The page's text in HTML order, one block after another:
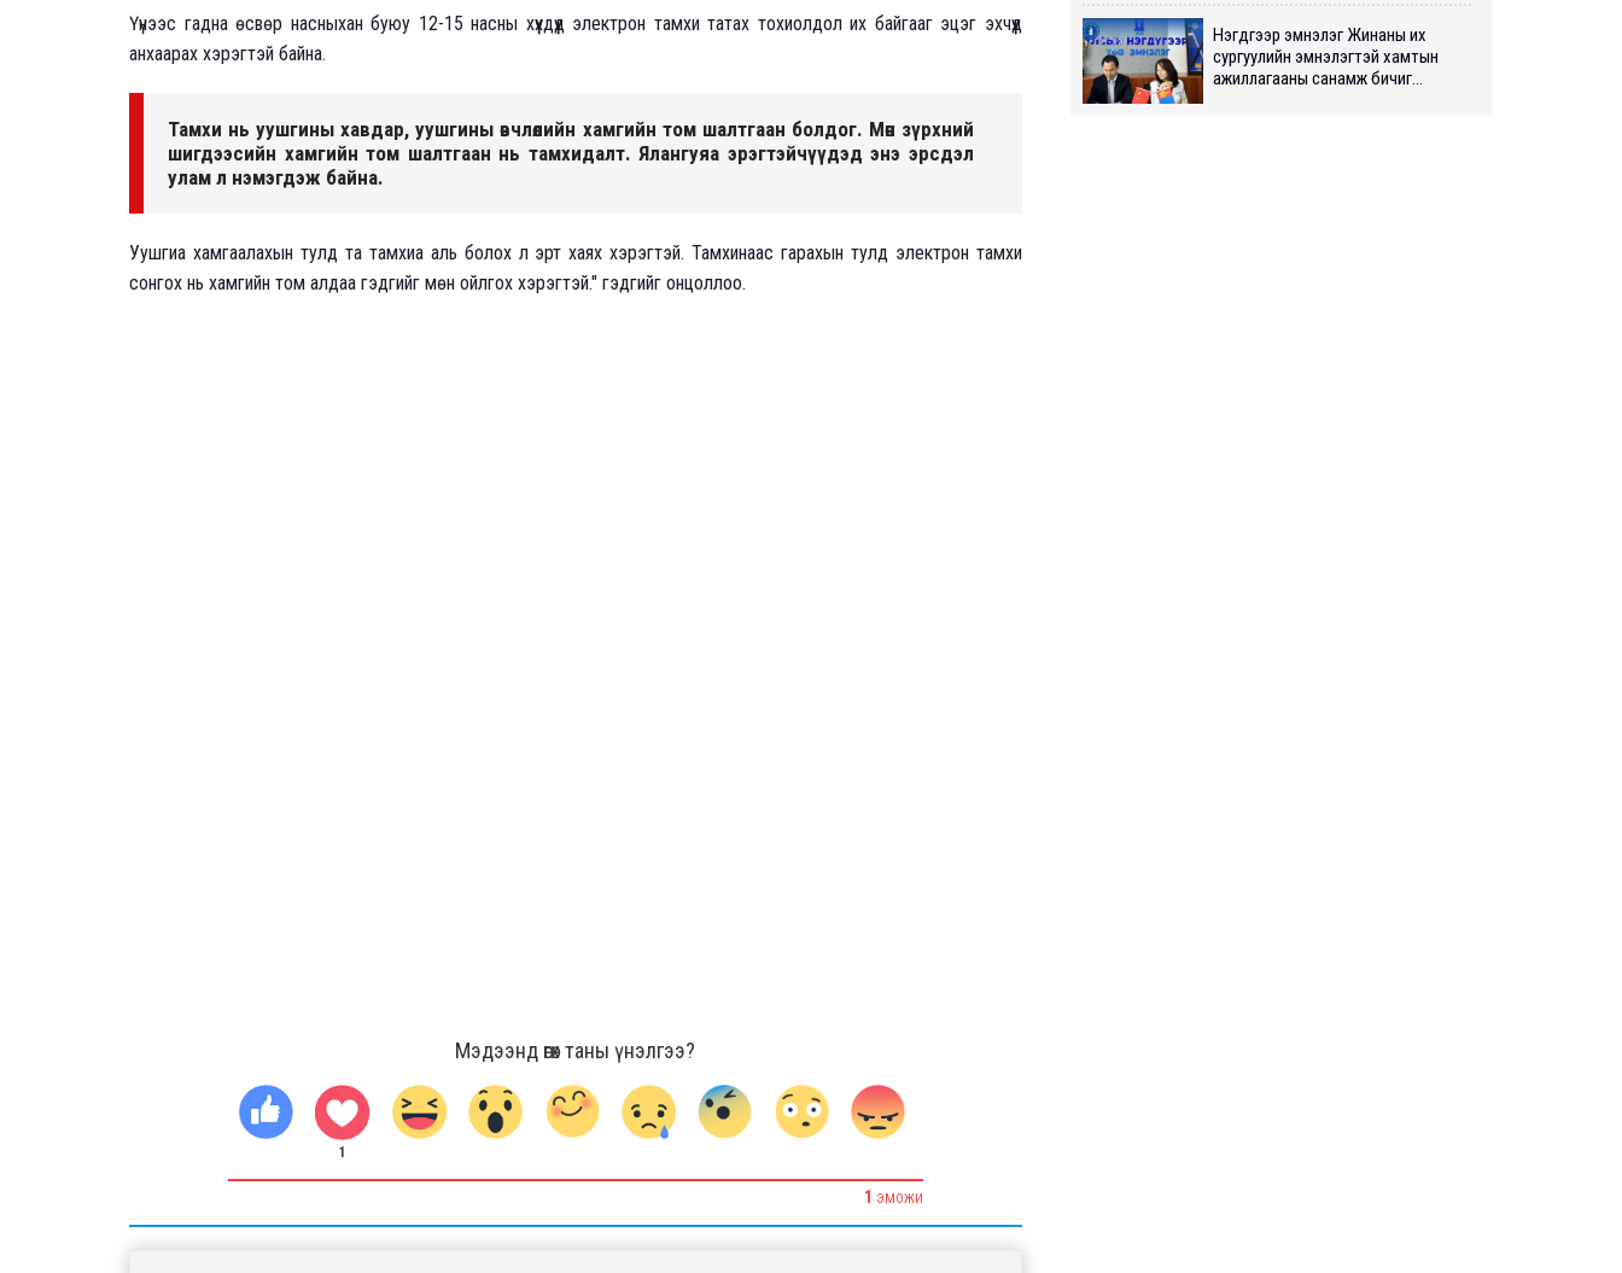
Үүнээс гадна өсвөр насныхан буюу 12-15 насны хүүхдүүд электрон тамхи татах тохиолдол их байгааг эцэг эхчүүд
анхаарах хэрэгтэй байна.
Тамхи нь уушгины хавдар, уушгины өвчлөлийн хамгийн том шалтгаан болдог. Мөн зүрхний
шигдээсийн хамгийн том шалтгаан нь тамхидалт. Ялангуяа эрэгтэйчүүдэд энэ эрсдэл
улам л нэмэгдэж байна.
Уушгиа хамгаалахын тулд та тамхиа аль болох л эрт хаях хэрэгтэй. Тамхинаас гарахын тулд электрон тамхи
сонгох нь хамгийн том алдаа гэдгийг мөн ойлгох хэрэгтэй." гэдгийг онцоллоо.
Мэдээнд өгөх таны үнэлгээ?
1
1 ЭМОЖИ
Нэгдүгээр эмнэлэг Жинаны их
сургуулийн эмнэлэгтэй хамтын
ажиллагааны санамж бичиг...